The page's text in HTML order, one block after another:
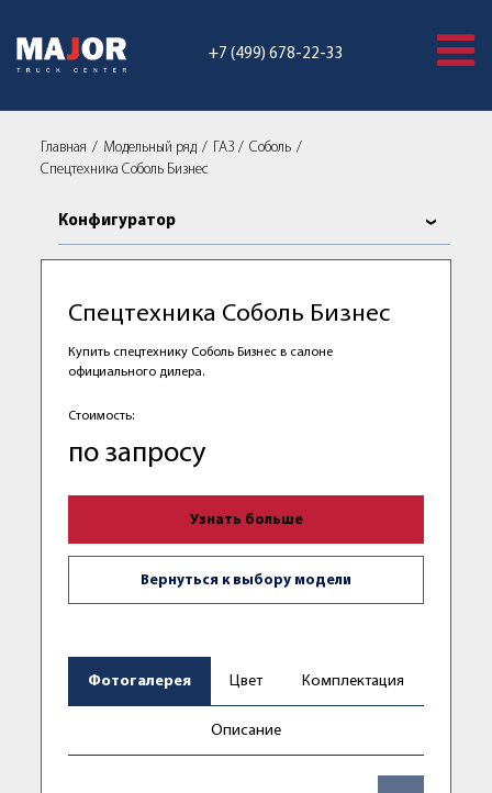
+7 (499) 678-22-33
Главная Модельный ряд ГАЗ
Соболь
Спецтехника Соболь Бизнес
Конфигуратор
Спецтехника Соболь Бизнес
Купить спецтехнику Соболь Бизнес в салоне
официального дилера.
Стоимость:
по запросу
Узнать больше
Вернуться к выбору модели
Фотогалерея Цвет Комплектация
Описание